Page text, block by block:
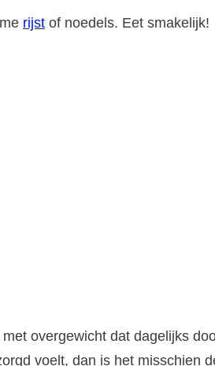
rijst of noedels. Eet smakelijk!
overgewicht dat dagelijks
voelt, dan is het misschien